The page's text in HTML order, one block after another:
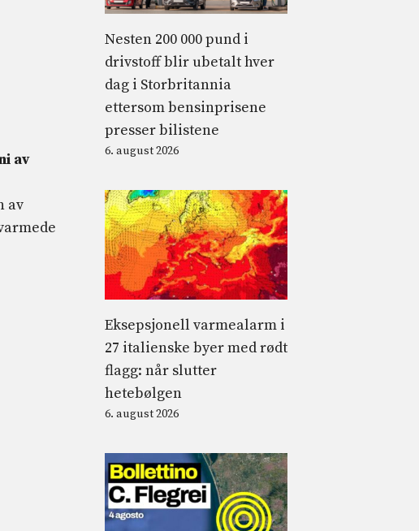
av
av
Nesten 200 000 pund i
drivstoff blir ubetalt hver
dag i Storbritannia
ettersom bensinprisene
presser bilistene
6. august 2026
Eksepsjonell varmealarm i
27 italienske byer med rødt
flagg: når slutter
hetebølgen
6. august 2026